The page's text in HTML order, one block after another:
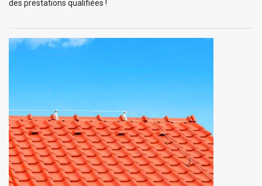
des prestations qualifiées !